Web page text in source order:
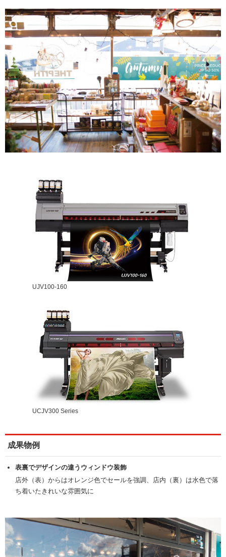
UJV100-160
UCJV300 Series
成果物例
表裏でデザインの違うウィンドウ装飾
店外（表）からはオレンジ色でセールを強調、店内（裏）は水色で落
ち着いたきれいな雰囲気に